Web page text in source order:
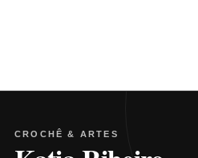
CROCHÊ & ARTES